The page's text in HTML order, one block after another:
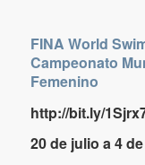
FINA World
Campeonato
Femenino
http://bit.ly/
20 de julio a 4